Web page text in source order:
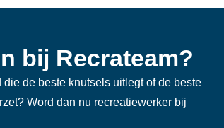
bij Recrateam?
die de beste knutsels uitlegt of de beste
Word dan nu recreatiewerker bij